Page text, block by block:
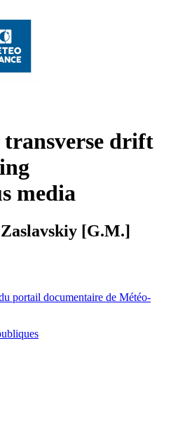
transverse drift
media
[G.M.]
portail documentaire de Météo-